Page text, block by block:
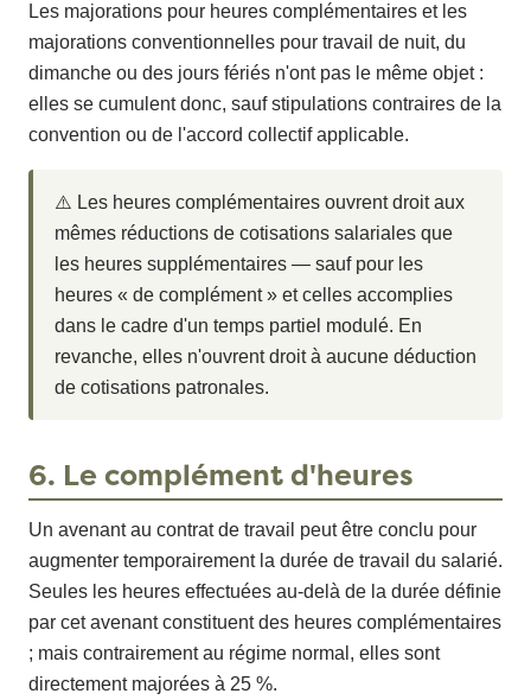
Les majorations pour heures complémentaires et les
majorations conventionnelles pour travail de nuit, du
dimanche ou des jours fériés n'ont pas le même objet :
elles se cumulent donc, sauf stipulations contraires de la
convention ou de l'accord collectif applicable.
⚠️ Les heures complémentaires ouvrent droit aux
mêmes réductions de cotisations salariales que
les heures supplémentaires — sauf pour les
heures « de complément » et celles accomplies
dans le cadre d'un temps partiel modulé. En
revanche, elles n'ouvrent droit à aucune déduction
de cotisations patronales.
6. Le complément d'heures
Un avenant au contrat de travail peut être conclu pour
augmenter temporairement la durée de travail du salarié.
Seules les heures effectuées au-delà de la durée définie
par cet avenant constituent des heures complémentaires
; mais contrairement au régime normal, elles sont
directement majorées à 25 %.